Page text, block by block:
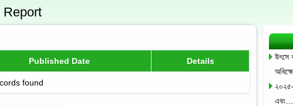
Report
Published Date Details
found
উৎসে
এবং…